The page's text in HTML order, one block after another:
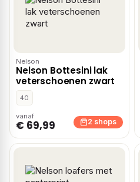
Nelson
Nelson Bottesini lak
veterschoenen zwart
40
vanaf
€ 69,99 2 shops